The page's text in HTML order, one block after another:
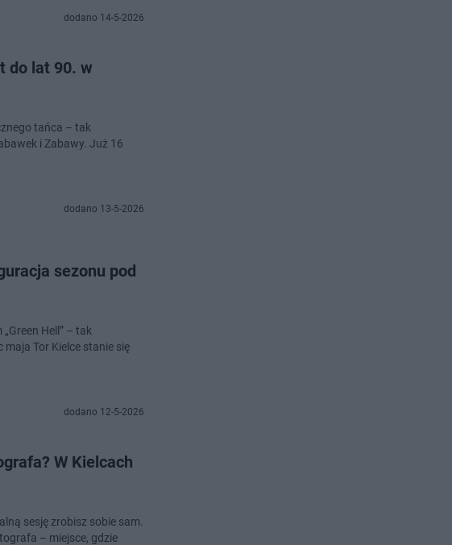
dodano 14-5-2026
do lat 90. w
tańca – tak
i Zabawy. Już 16
dodano 13-5-2026
sezonu pod
Hell” – tak
Tor Kielce stanie się
dodano 12-5-2026
W Kielcach
sesję zrobisz sobie sam.
– miejsce, gdzie